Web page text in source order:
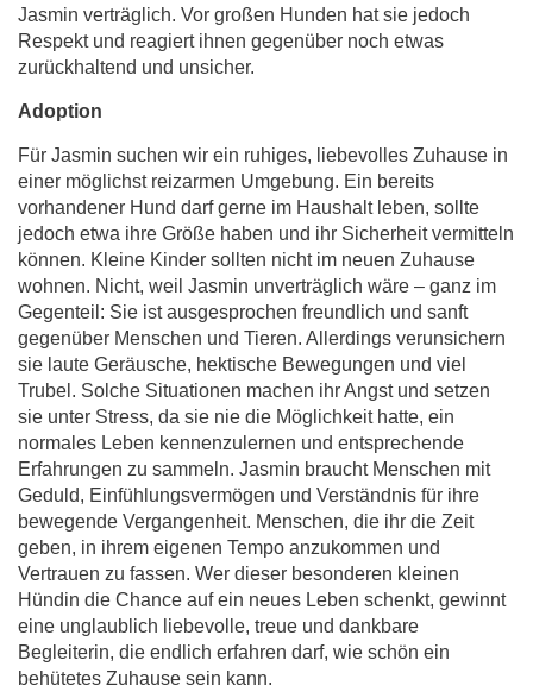
Jasmin verträglich. Vor großen Hunden hat sie jedoch
Respekt und reagiert ihnen gegenüber noch etwas
zurückhaltend und unsicher.
Adoption
Für Jasmin suchen wir ein ruhiges, liebevolles Zuhause in
einer möglichst reizarmen Umgebung. Ein bereits
vorhandener Hund darf gerne im Haushalt leben, sollte
jedoch etwa ihre Größe haben und ihr Sicherheit vermitteln
können. Kleine Kinder sollten nicht im neuen Zuhause
wohnen. Nicht, weil Jasmin unverträglich wäre – ganz im
Gegenteil: Sie ist ausgesprochen freundlich und sanft
gegenüber Menschen und Tieren. Allerdings verunsichern
sie laute Geräusche, hektische Bewegungen und viel
Trubel. Solche Situationen machen ihr Angst und setzen
sie unter Stress, da sie nie die Möglichkeit hatte, ein
normales Leben kennenzulernen und entsprechende
Erfahrungen zu sammeln. Jasmin braucht Menschen mit
Geduld, Einfühlungsvermögen und Verständnis für ihre
bewegende Vergangenheit. Menschen, die ihr die Zeit
geben, in ihrem eigenen Tempo anzukommen und
Vertrauen zu fassen. Wer dieser besonderen kleinen
Hündin die Chance auf ein neues Leben schenkt, gewinnt
eine unglaublich liebevolle, treue und dankbare
Begleiterin, die endlich erfahren darf, wie schön ein
behütetes Zuhause sein kann.